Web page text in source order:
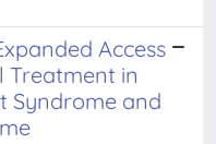
Access
Treatment in
Syndrome and